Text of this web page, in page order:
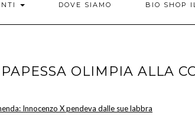
DOVE SIAMO BIO SHOP
OLIMPIA ALLA
Innocenzo X pendeva dalle sue labbra